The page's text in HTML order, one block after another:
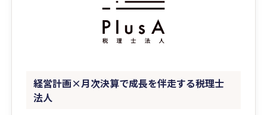
経営計画×月次決算で成長を伴走する税理士
法人